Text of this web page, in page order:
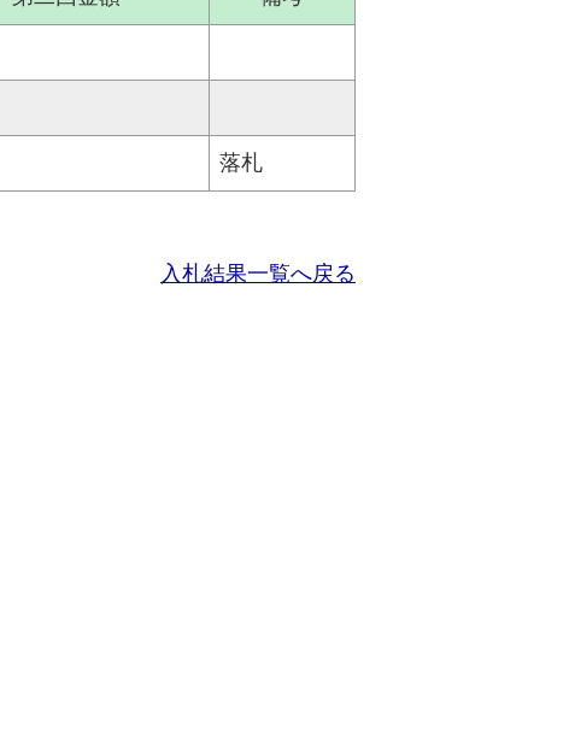
落札
入札結果一覧へ戻る